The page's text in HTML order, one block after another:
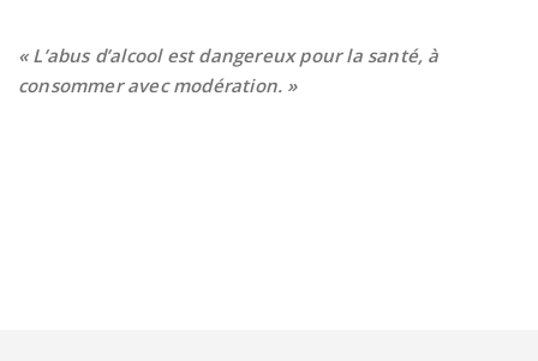
« L’abus d’alcool est dangereux pour la santé, à
consommer avec modération. »